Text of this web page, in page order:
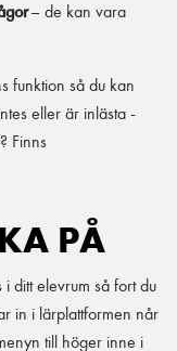
– de kan vara
funktion så du kan
eller är inlästa -
Finns
PÅ
ditt elevrum så fort du
in i lärplattformen når
till höger inne i